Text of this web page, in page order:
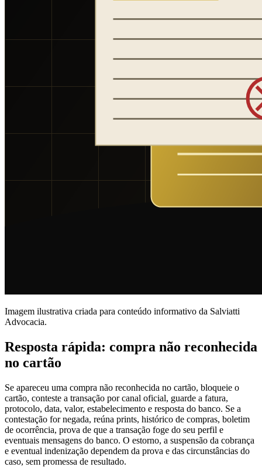
Imagem ilustrativa criada para conteúdo informativo da Salviatti
Advocacia.
Resposta rápida: compra não reconhecida
no cartão
Se apareceu uma compra não reconhecida no cartão, bloqueie o
cartão, conteste a transação por canal oficial, guarde a fatura,
protocolo, data, valor, estabelecimento e resposta do banco. Se a
contestação for negada, reúna prints, histórico de compras, boletim
de ocorrência, prova de que a transação foge do seu perfil e
eventuais mensagens do banco. O estorno, a suspensão da cobrança
e eventual indenização dependem da prova e das circunstâncias do
caso, sem promessa de resultado.